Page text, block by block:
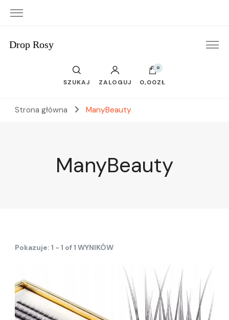
Drop Rosy
SZUKAJ ZALOGUJ
0
0,00ZŁ
Strona główna ManyBeauty
ManyBeauty
Pokazuje: 1 - 1 of 1 WYNIKÓW